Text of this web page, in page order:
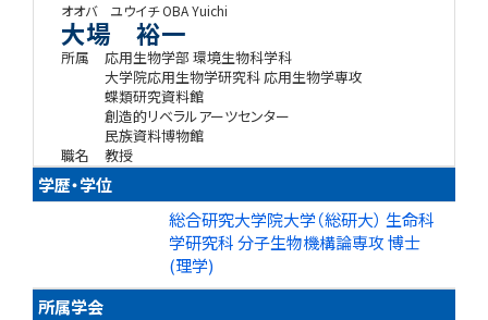
オオバ ユウイチOBA Yuichi
大場 裕一
所属
応用生物学部 環境生物科学科
大学院応用生物学研究科 応用生物学専攻
蝶類研究資料館
創造的リベラルアーツセンター
民族資料博物館
職名
教授
学歴・学位
総合研究大学院大学（総研大） 生命科
学研究科 分子生物機構論専攻 博士
(理学)
所属学会